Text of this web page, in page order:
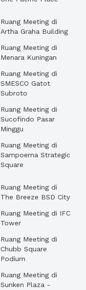
Ruang Meeting di
Artha Graha Building
Ruang Meeting di
Menara Kuningan
Ruang Meeting di
SMESCO Gatot
Subroto
Ruang Meeting di
Sucofindo Pasar
Minggu
Ruang Meeting di
Sampoerna Strategic
Square
Ruang Meeting di
The Breeze BSD City
Ruang Meeting di IFC
Tower
Ruang Meeting di
Chubb Square
Podium
Ruang Meeting di
Sunken Plaza -